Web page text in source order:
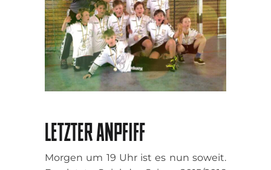
LETZTER ANPFIFF
Morgen um 19 Uhr ist es nun soweit.